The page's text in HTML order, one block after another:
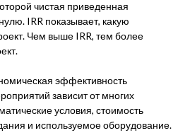
чистая приведенная
IRR показывает, какую
Чем выше IRR, тем более
эффективность
зависит от многих
условия, стоимость
и используемое оборудование.